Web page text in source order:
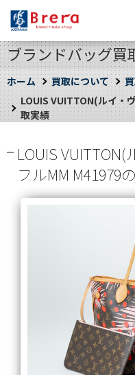
ブランドバッグ買
ホーム 買取について
LOUIS VUITTON(ルイ・
取実績
LOUIS
フルMM M41979